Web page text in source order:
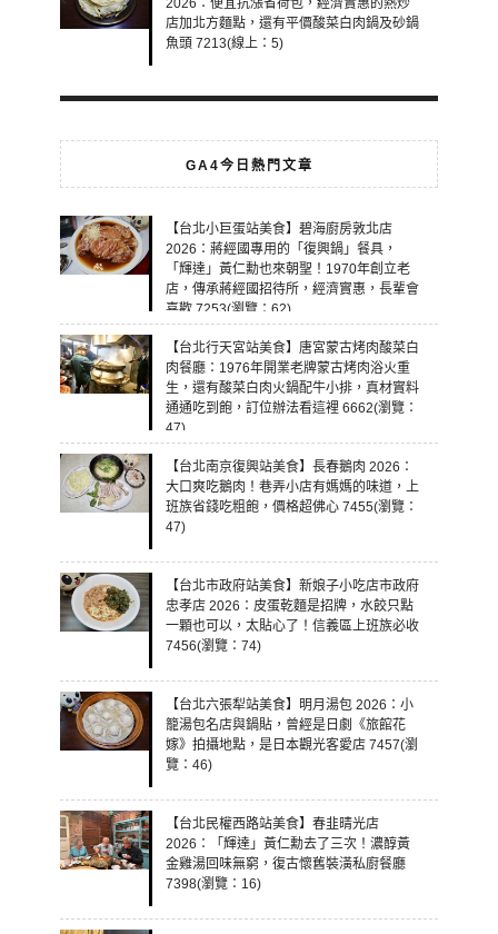
2026：便宜抗漲省荷包，經濟實惠的熱炒
店加北方麵點，還有平價酸菜白肉鍋及砂鍋
魚頭 7213(線上：5)
GA4今日熱門文章
【台北小巨蛋站美食】碧海廚房敦北店
2026：蔣經國專用的「復興鍋」餐具，
「輝達」黃仁勳也來朝聖！1970年創立老
店，傳承蔣經國招待所，經濟實惠，長輩會
喜歡 7253(瀏覽：62)
【台北行天宮站美食】唐宮蒙古烤肉酸菜白
肉餐廳：1976年開業老牌蒙古烤肉浴火重
生，還有酸菜白肉火鍋配牛小排，真材實料
通通吃到飽，訂位辦法看這裡 6662(瀏覽：
47)
【台北南京復興站美食】長春鵝肉 2026：
大口爽吃鵝肉！巷弄小店有媽媽的味道，上
班族省錢吃粗飽，價格超佛心 7455(瀏覽：
47)
【台北市政府站美食】新娘子小吃店市政府
忠孝店 2026：皮蛋乾麵是招牌，水餃只點
一顆也可以，太貼心了！信義區上班族必收
7456(瀏覽：74)
【台北六張犁站美食】明月湯包 2026：小
籠湯包名店與鍋貼，曾經是日劇《旅館花
嫁》拍攝地點，是日本觀光客愛店 7457(瀏
覽：46)
【台北民權西路站美食】春韭晴光店
2026：「輝達」黃仁勳去了三次！濃醇黃
金雞湯回味無窮，復古懷舊裝潢私廚餐廳
7398(瀏覽：16)